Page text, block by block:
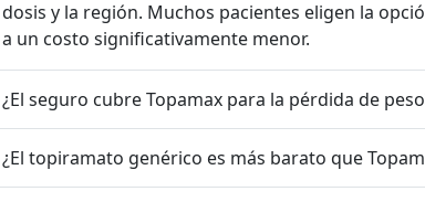
dosis y la región. Muchos pacientes eligen la
a un costo significativamente menor.
¿El seguro cubre Topamax para la pérdida de
¿El topiramato genérico es más barato que